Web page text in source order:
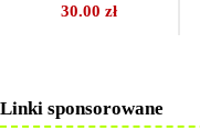
30.00 zł
Linki sponsorowane